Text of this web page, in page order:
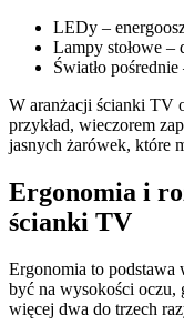
LEDy –
Lampy stołowe –
Światło
W aranżacji ścianki TV
przykład, wieczorem
jasnych żarówek, które
Ergonomia i
ścianki TV
Ergonomia to
być na wysokości oczu,
więcej dwa do trzech